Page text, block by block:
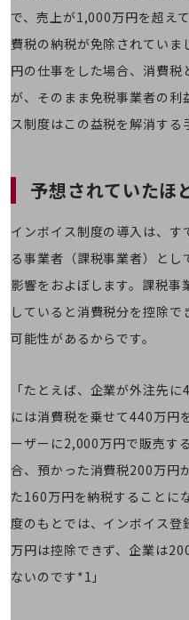
製品
製品TOP
ビジネス向けスマートフォン
タフネススマートフォン
5G対応ホームルーター
通信モジュール製品
IOT完了済みメーカーブランド
料金
料金TOP
5Gデータプラス
データプラス
IoT向け回線料金
モバイルサービス
端末の一元管理
で、売上が1,000万円を超え
費税の納税が免除されてい
円の仕事をした場合、消費
が、そのまま免税事業者の利
ス制度はこの益税を解消する
予想されていたほ
インボイス制度の導入は、
る事業者（課税事業者）と
影響をおよぼします。課税
していると消費税分を控除
可能性があるからです。
「たとえば、企業が外注先
には消費税を乗せて440万円
ーザーに2,000万円で販売す
合、預かった消費税200万円
た160万円を納税することに
度のもとでは、インボイス
万円は控除できず、企業は
ないのです*1」